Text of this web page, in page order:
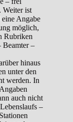
Weiter ist
Angabe
möglich,
Rubriken
Beamter –
hinaus
unter den
werden. In
auch nicht
–